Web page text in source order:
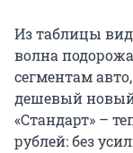
Из таблицы
волна
сегментам
дешевый новый
«Стандарт» –
рублей: без